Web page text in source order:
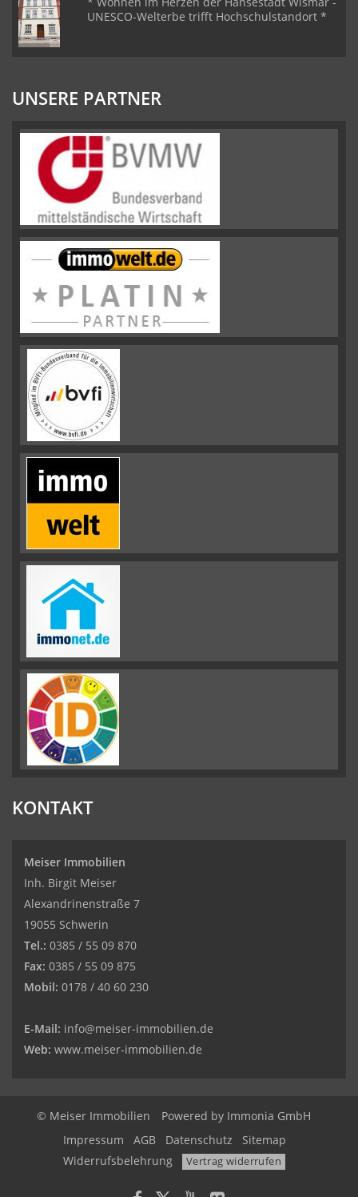
UNESCO-Welterbe trifft Hochschulstandort *
UNSERE PARTNER
KONTAKT
Meiser Immobilien
Inh. Birgit Meiser
Alexandrinenstraße 7
19055 Schwerin
Tel.: 0385 / 55 09 870
Fax: 0385 / 55 09 875
Mobil: 0178 / 40 60 230
E-Mail: info@meiser-immobilien.de
Web: www.meiser-immobilien.de
© Meiser Immobilien Powered by Immonia GmbH
Impressum
AGB Datenschutz
Sitemap
Widerrufsbelehrung
Vertrag widerrufen